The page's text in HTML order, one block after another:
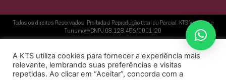
Todos os direitos Reservados. Proibida a Reprodução total ou Parcial. KTS Viagens e
TurismoCNPJ 03.123.456/0001-20
Agência Oxi - Especialista no Desenvolvimento de Websites
A KTS utiliza cookies para fornecer a experiência mais
relevante, lembrando suas preferências e visitas
repetidas. Ao clicar em “Aceitar”, concorda com a